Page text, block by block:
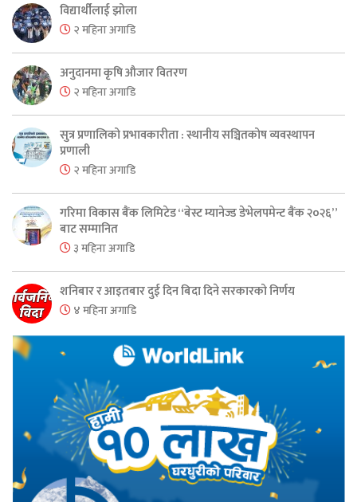
विद्यार्थीलाई झोला
२ महिना अगाडि
अनुदानमा कृषि औजार वितरण
२ महिना अगाडि
सुत्र प्रणालिको प्रभावकारीता : स्थानीय सञ्चितकोष व्यवस्थापन
प्रणाली
२ महिना अगाडि
गरिमा विकास बैंक लिमिटेड “बेस्ट म्यानेज्ड डेभेलपमेन्ट बैंक २०२६”
बाट सम्मानित
३ महिना अगाडि
शनिबार र आइतबार दुई दिन बिदा दिने सरकारको निर्णय
४ महिना अगाडि